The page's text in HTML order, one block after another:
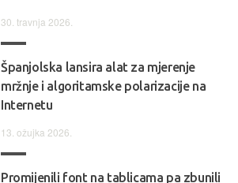
30. travnja 2026.
Španjolska lansira alat za mjerenje
mržnje i algoritamske polarizacije na
Internetu
13. ožujka 2026.
Promijenili font na tablicama pa zbunili